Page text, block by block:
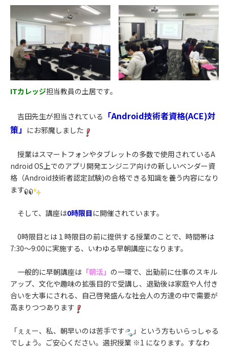
ITカレッジ担当教員の土居です。
吉田先生が担当されている 「Android技術者資格(ACE)対
策」 にお邪魔しました
授業はスマートフォンやタブレットの多数で使用されているA
ndroid OS上でのアプリ開発エンジニア向けの新しいベンダー資
格（Android技術者認定試験)の合格できる知識を養う内容になり
ます
そして、講座は0時限目 に開催されています。
0時限目とは１時限目の前に提供する授業のことで、時間帯は
7:30～9:00に実施する、いわゆる早朝講座になります。
一般的に早朝講座は 「朝活」 の一環で、出勤前に仕事のスキル
アップ、文化や趣味の拡張目的で受講し、退勤後は家庭や人付き
合いを大事にされる、自己啓発盛んな社会人の方達の中で需要が
高まりつつあります
「ぇぇー、私、朝早いのは苦手です
」という方もいらっしゃる
でしょう。ご安心ください。選択授業 ※1 になります。すなわ